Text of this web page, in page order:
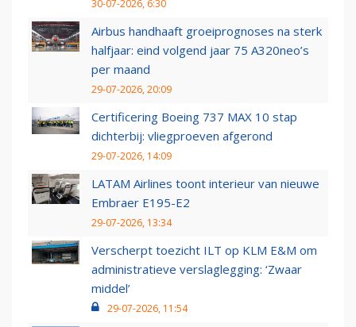
30-07-2026, 6:30
Airbus handhaaft groeiprognoses na sterk
halfjaar: eind volgend jaar 75 A320neo’s
per maand
29-07-2026, 20:09
Certificering Boeing 737 MAX 10 stap
dichterbij: vliegproeven afgerond
29-07-2026, 14:09
LATAM Airlines toont interieur van nieuwe
Embraer E195-E2
29-07-2026, 13:34
Verscherpt toezicht ILT op KLM E&M om
administratieve verslaglegging: ‘Zwaar
middel’
29-07-2026, 11:54